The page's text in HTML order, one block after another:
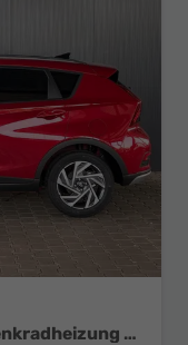
Comfort Plus 1.2 MPI / Sitz + Lenkradheizung PDC V&H Kamera LED Tempomat Keyless Alu 16"